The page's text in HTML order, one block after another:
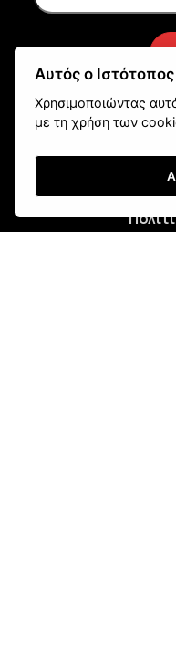
Όροι
Αυτός ο
Χρησιμοποιώντας
με τη χρήση των